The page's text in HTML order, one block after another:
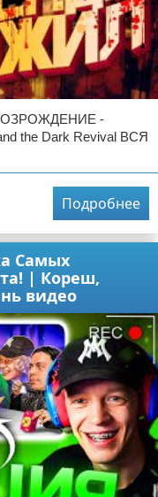
-
the Dark Revival ВСЯ
Подробнее
Самых
| Кореш,
видео